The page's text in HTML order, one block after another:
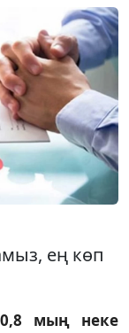
ең көп
мың неке